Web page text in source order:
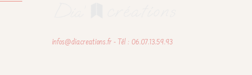
infos@diacreations.fr - Tél : 06.07.13.59.93